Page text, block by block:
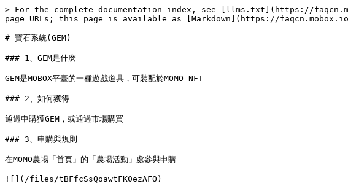
> For the complete documentation index, see [llms.txt](https://
page URLs; this page is available as [Markdown](https://
# 寶石系統(GEM)
### 1、GEM是什麽
GEM是MOBOX平臺的一種遊戲道具，可裝配於MOMO NFT
### 2、如何獲得
通過申購獲GEM，或通過市場購買
### 3、申購與規則
在MOMO農場「首頁」的「農場活動」處參與申購
![](/files/tBFfcSsQoawtFK0ezAFO)